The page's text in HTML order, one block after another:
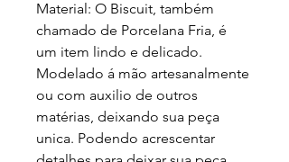
Material: O Biscuit, também
chamado de Porcelana Fria, é
um item lindo e delicado.
Modelado á mão artesanalmente
ou com auxilio de outros
matérias, deixando sua peça
unica. Podendo acrescentar